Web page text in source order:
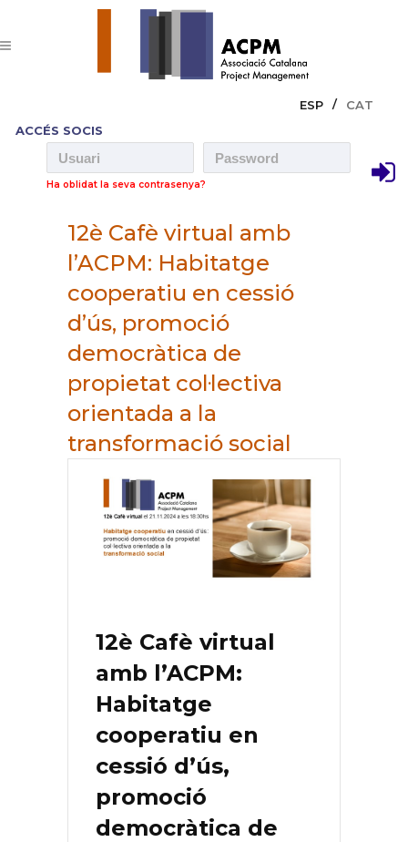
ESP
CAT
ACCÉS SOCIS
Ha oblidat la seva contrasenya?
12è Cafè virtual amb
l’ACPM: Habitatge
cooperatiu en cessió
d’ús, promoció
democràtica de
propietat col·lectiva
orientada a la
transformació social
12è Cafè virtual
amb l’ACPM:
Habitatge
cooperatiu en
cessió d’ús,
promoció
democràtica de